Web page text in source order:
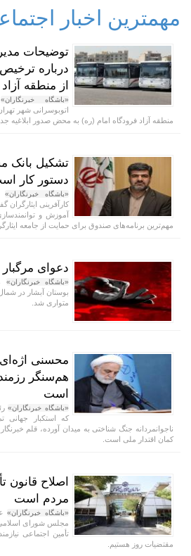
مهمترین اخبار
توضیحات
درباره
از منطقه
«باشگاه خبرنگاران»
اتوبوسرانی شهر
منطقه آزاد فرودگاه امام (ره) به محض صدور ابلاغیه
تشکیل بانک
دستور کار
«باشگاه خبرنگاران»
کارآفرینی
آموزش و
مهم‌ترین برنامه‌های صندوق برای حمایت از جامعه
دعوای مرگبار
«باشگاه خبرنگاران»
بوستان آبشار در
متواری شد.
محسنی اژه‌ای:
هم‌سنگر
است
«باشگاه خبرنگاران»
که استکبار جهانی
ناجوانمردانه جنگ شناختی به میدان آورده، قلم
کمان اقتدار ملی است.
اصلاح قانون
مردم است
«باشگاه خبرنگاران»
مجلس شورای
تأمین اجتماعی
مقتضیات روز هستیم.